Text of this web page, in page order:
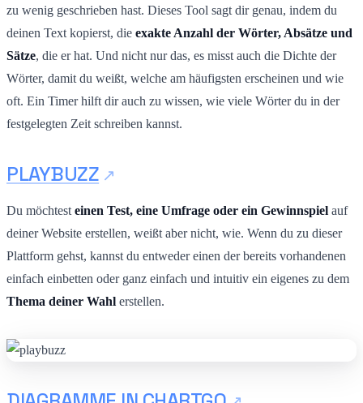
zu wenig geschrieben hast. Dieses Tool sagt dir genau, indem du
deinen Text kopierst, die exakte Anzahl der Wörter, Absätze und
Sätze, die er hat. Und nicht nur das, es misst auch die Dichte der
Wörter, damit du weißt, welche am häufigsten erscheinen und wie
oft. Ein Timer hilft dir auch zu wissen, wie viele Wörter du in der
festgelegten Zeit schreiben kannst.
PLAYBUZZ
Du möchtest einen Test, eine Umfrage oder ein Gewinnspiel auf
deiner Website erstellen, weißt aber nicht, wie. Wenn du zu dieser
Plattform gehst, kannst du entweder einen der bereits vorhandenen
einfach einbetten oder ganz einfach und intuitiv ein eigenes zu dem
Thema deiner Wahl erstellen.